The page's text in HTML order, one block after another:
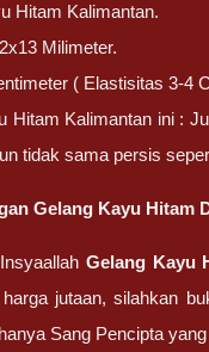
Hitam Kalimantan.
Milimeter.
( Elastisitas 3-4
Hitam Kalimantan ini :
tidak sama persis
Gelang Kayu Hitam
Gelang Kayu
jutaan, silahkan
Sang Pencipta